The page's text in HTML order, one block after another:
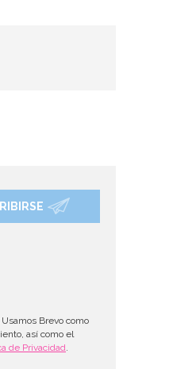
Usamos Brevo como
así como el
de Privacidad